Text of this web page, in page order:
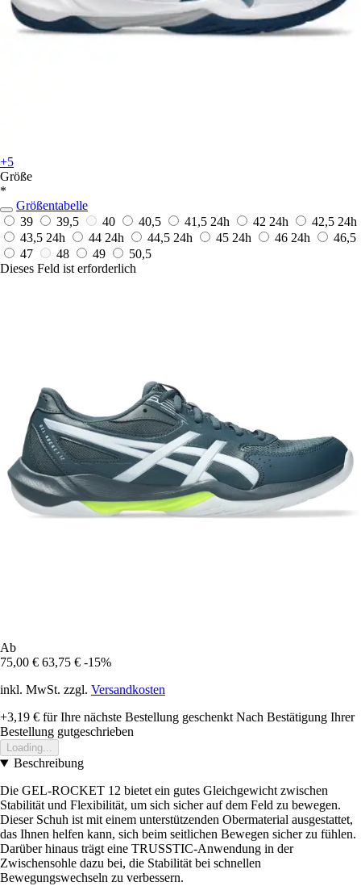
+5
Größe
*
Größentabelle
39
39,5 40 40,5 41,5 24h 42 24h 42,5 24h
43,5 24h 44 24h 44,5 24h 45 24h 46 24h
46,5
47
48 49
50,5
Dieses Feld ist erforderlich
Ab
75,00 € 63,75 € -15%
inkl. MwSt. zzgl. Versandkosten
+3,19 € für Ihre nächste Bestellung geschenkt Nach Bestätigung Ihrer
Bestellung gutgeschrieben
Loading...
Beschreibung
Die GEL-ROCKET 12 bietet ein gutes Gleichgewicht zwischen
Stabilität und Flexibilität, um sich sicher auf dem Feld zu bewegen.
Dieser Schuh ist mit einem unterstützenden Obermaterial ausgestattet,
das Ihnen helfen kann, sich beim seitlichen Bewegen sicher zu fühlen.
Darüber hinaus trägt eine TRUSSTIC-Anwendung in der
Zwischensohle dazu bei, die Stabilität bei schnellen
Bewegungswechseln zu verbessern.